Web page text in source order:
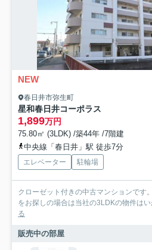
NEW
春日井市弥生町
星和春日井コーポラス
1,899万円
75.80㎡ (3LDK) /築44年 /7階建
中央線「春日井」駅 徒歩7分
エレベーター 駐輪場
クローゼット付きの中古マンションです
をお探しの場合は当社の3LDKの物件は
る
販売中の部屋